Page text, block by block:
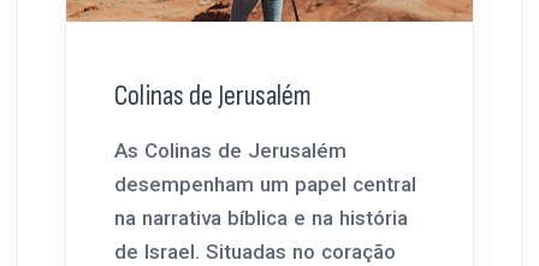
Colinas de Jerusalém
As Colinas de Jerusalém
desempenham um papel central
na narrativa bíblica e na história
de Israel. Situadas no coração